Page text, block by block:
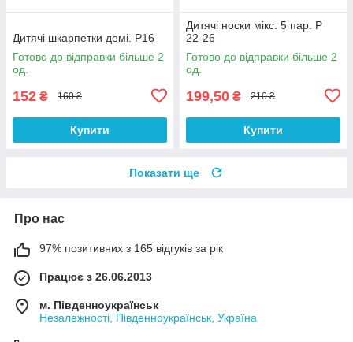
Дитячі шкарпетки демі. Р16
Готово до відправки більше 2
од.
152 ₴ 160 ₴
Купити
Дитячі носки мікс. 5 пар. Р
22-26
Готово до відправки більше 2
од.
199,50 ₴ 210 ₴
Купити
Показати ще
Про нас
97% позитивних з 165 відгуків за рік
Працює з 26.06.2013
м. Південноукраїнськ
Незалежності, Південноукраїнськ, Україна